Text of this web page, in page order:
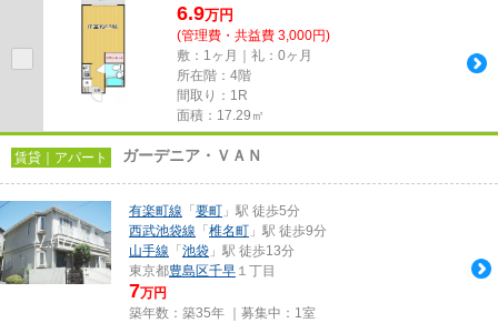
6.9万円
(管理費・共益費 3,000円)
敷：1ヶ月｜礼：0ヶ月
所在階：4階
間取り：1R
面積：17.29㎡
賃貸｜アパート ガーデニア・ＶＡＮ
有楽町線 「 要町 」駅 徒歩5分
西武池袋線 「 椎名町 」駅 徒歩9分
山手線 「 池袋 」駅 徒歩13分
東京都豊島区千早 １丁目
7万円
築年数：築35年 ｜募集中： 1室